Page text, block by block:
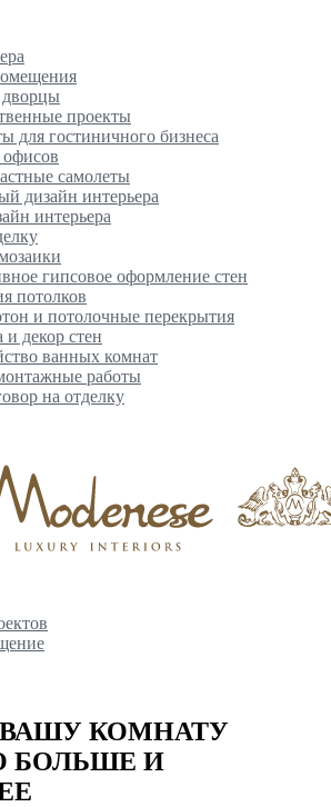
проекты
для гостиничного бизнеса
самолеты
дизайн интерьера
интерьера
гипсовое оформление стен
потолков
и потолочные перекрытия
и декор стен
ванных комнат
работы
на отделку
КОМНАТУ
БОЛЬШЕ И